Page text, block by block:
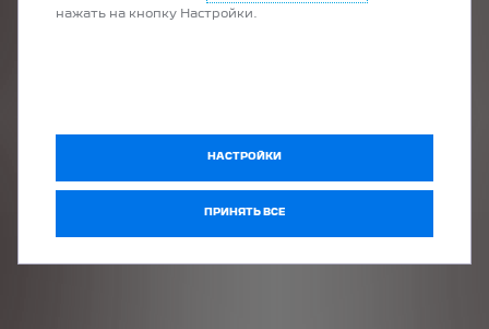
нажать на кнопку Настройки.
НАСТРОЙКИ
ПРИНЯТЬ ВСЕ